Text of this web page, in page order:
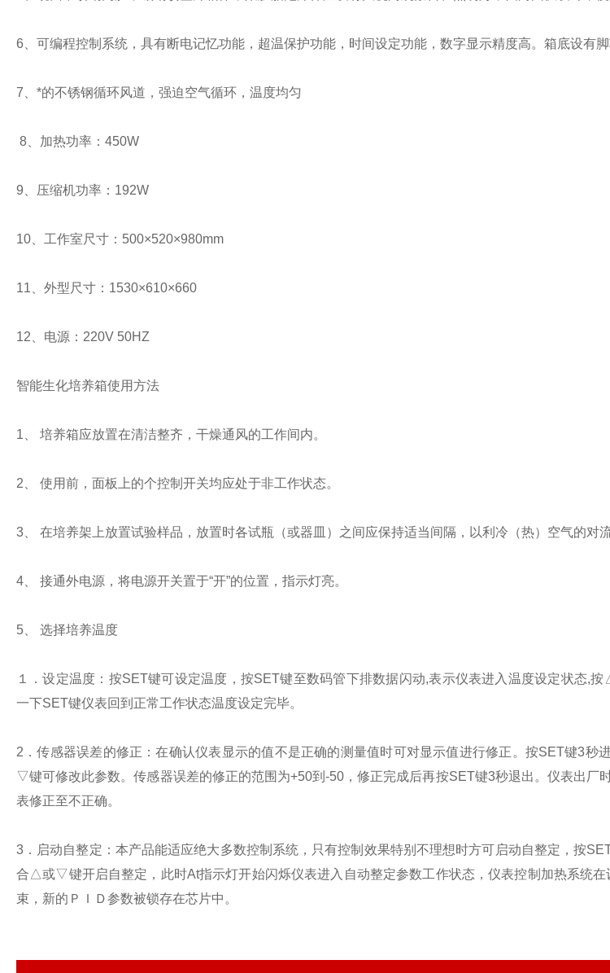
6、可编程控制系统，具有断电记忆功能，超温保护功能，时间设定功能，数字显示精度高。箱底设有
7、*的不锈钢循环风道，强迫空气循环，温度均匀
8、加热功率：450W
9、压缩机功率：192W
10、工作室尺寸：500×520×980mm
11、外型尺寸：1530×610×660
12、电源：220V 50HZ
智能生化培养箱使用方法
1、 培养箱应放置在清洁整齐，干燥通风的工作间内。
2、 使用前，面板上的个控制开关均应处于非工作状态。
3、 在培养架上放置试验样品，放置时各试瓶（或器皿）之间应保持适当间隔，以利冷（热）空气的对流
4、 接通外电源，将电源开关置于“开”的位置，指示灯亮。
5、 选择培养温度
１．设定温度：按SET键可设定温度，按SET键至数码管下排数据闪动,表示仪表进入温度设定状态,
一下SET键仪表回到正常工作状态温度设定完毕。
2．传感器误差的修正：在确认仪表显示的值不是正确的测量值时可对显示值进行修正。按SET键3
▽键可修改此参数。传感器误差的修正的范围为+50到-50，修正完成后再按SET键3秒退出。仪表出厂
表修正至不正确。
3．启动自整定：本产品能适应绝大多数控制系统，只有控制效果特别不理想时方可启动自整定，按
合△或▽键开启自整定，此时At指示灯开始闪烁仪表进入自动整定参数工作状态，仪表控制加热系统
束，新的ＰＩＤ参数被锁存在芯片中。